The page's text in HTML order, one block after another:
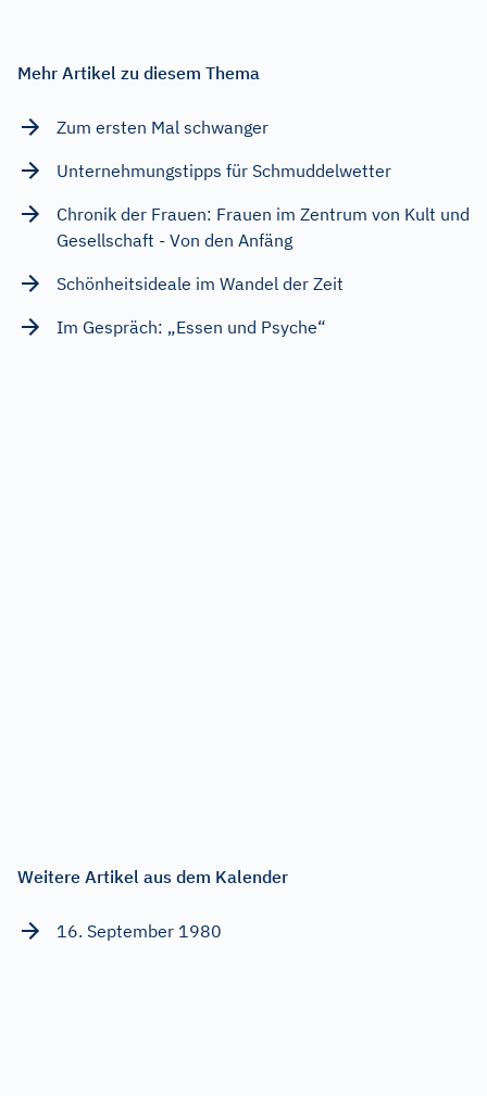
Mehr Artikel zu diesem Thema
Zum ersten Mal schwanger
Unternehmungstipps für Schmuddelwetter
Chronik der Frauen: Frauen im Zentrum von Kult und
Gesellschaft - Von den Anfäng
Schönheitsideale im Wandel der Zeit
Im Gespräch: „Essen und Psyche“
Weitere Artikel aus dem Kalender
16. September 1980